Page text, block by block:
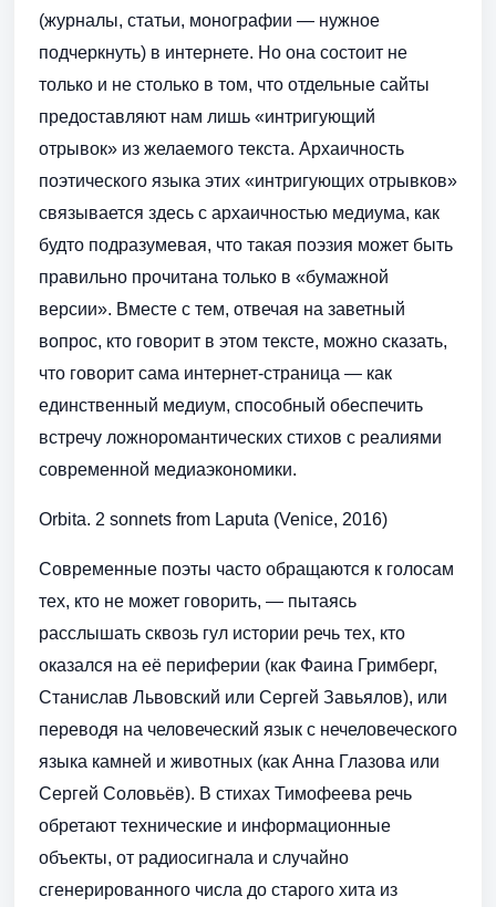
(журналы, статьи, монографии — нужное
подчеркнуть) в интернете. Но она состоит не
только и не столько в том, что отдельные сайты
предоставляют нам лишь «интригующий
отрывок» из желаемого текста. Архаичность
поэтического языка этих «интригующих отрывков»
связывается здесь с архаичностью медиума, как
будто подразумевая, что такая поэзия может быть
правильно прочитана только в «бумажной
версии». Вместе с тем, отвечая на заветный
вопрос, кто говорит в этом тексте, можно сказать,
что говорит сама интернет-страница — как
единственный медиум, способный обеспечить
встречу ложноромантических стихов с реалиями
современной медиаэкономики.
Orbita. 2 sonnets from Laputa (Venice, 2016)
Современные поэты часто обращаются к голосам
тех, кто не может говорить, — пытаясь
расслышать сквозь гул истории речь тех, кто
оказался на её периферии (как Фаина Гримберг,
Станислав Львовский или Сергей Завьялов), или
переводя на человеческий язык с нечеловеческого
языка камней и животных (как Анна Глазова или
Сергей Соловьёв). В стихах Тимофеева речь
обретают технические и информационные
объекты, от радиосигнала и случайно
сгенерированного числа до старого хита из